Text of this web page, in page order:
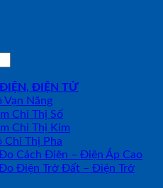
ĐIỆN TỬ
Vạn Năng
Chỉ Thị Số
Chỉ Thị Kim
Chỉ Thị Pha
Cách Điện – Điện Áp Cao
Điện Trở Đất – Điện Trở